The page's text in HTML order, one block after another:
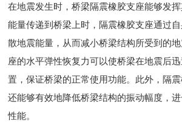
在地震发生时，桥梁隔震橡胶支座能够发
能量传递到桥梁上时，隔震橡胶支座通过
散地震能量，从而减小桥梁结构所受到的
座的水平弹性恢复力可以使桥梁在地震后
置，保证桥梁的正常使用功能。此外，隔
还能够有效地降低桥梁结构的振动幅度，
性能。